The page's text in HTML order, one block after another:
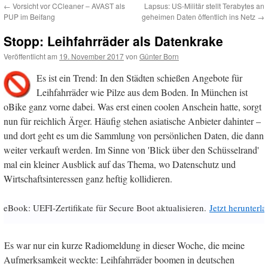
← Vorsicht vor CCleaner – AVAST als
PUP im Beifang
Lapsus: US-Militär stellt Terabytes an
geheimen Daten öffentlich ins Netz →
Stopp: Leihfahrräder als Datenkrake
Veröffentlicht am 19. November 2017von Günter Born
Es ist ein Trend: In den Städten schießen Angebote für
Leihfahrräder wie Pilze aus dem Boden. In München ist
oBike ganz vorne dabei. Was erst einen coolen Anschein hatte, sorgt
nun für reichlich Ärger. Häufig stehen asiatische Anbieter dahinter –
und dort geht es um die Sammlung von persönlichen Daten, die dann
weiter verkauft werden. Im Sinne von 'Blick über den Schüsselrand'
mal ein kleiner Ausblick auf das Thema, wo Datenschutz und
Wirtschaftsinteressen ganz heftig kollidieren.
eBook: UEFI-Zertifikate für Secure Boot aktualisieren. Jetzt
Es war nur ein kurze Radiomeldung in dieser Woche, die meine
Aufmerksamkeit weckte: Leihfahrräder boomen in deutschen